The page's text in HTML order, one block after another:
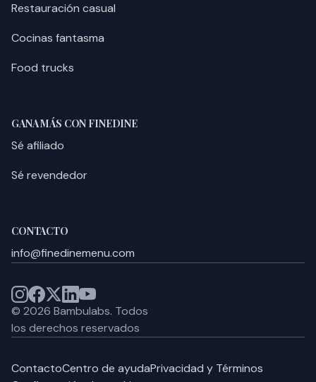
Restauración casual
Cocinas fantasma
Food trucks
GANA MÁS CON FINEDINE
Sé afiliado
Sé revendedor
CONTACTO
info@finedinemenu.com
© 2026 Bambulabs. Todos
los derechos reservados
ContactoCentro de ayudaPrivacidad y Términos